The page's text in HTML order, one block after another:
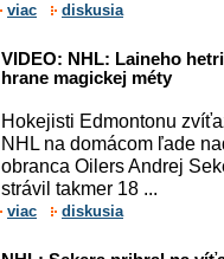
viac diskusia
VIDEO: NHL: Laineho
hrane magickej méty
Hokejisti Edmontonu
NHL na domácom ľade
obranca Oilers Andrej
strávil takmer 18 ...
viac diskusia